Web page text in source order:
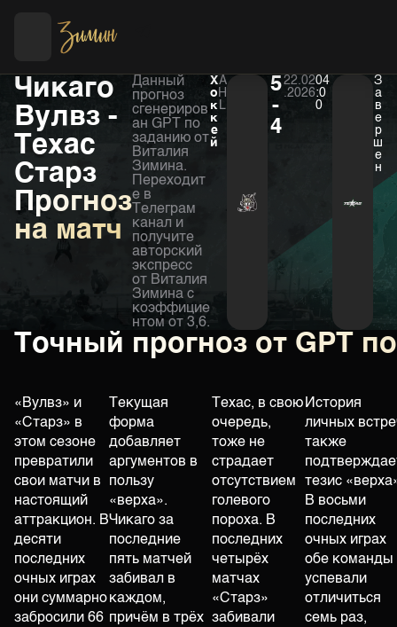
Футбол Хоккей
Чикаго
Вулвз -
Техас
Старз
Прогноз
на матч
Данный
прогноз
сгенериров
ан GPT по
заданию от
Виталия
Зимина.
Переходит
е в
Телеграм
канал и
получите
авторский
экспресс
от Виталия
Зимина с
коэффицие
нтом от 3,6.
Х
о
к
к
е
й
A
H
L
5
-
4
22.02
.2026
04
:0
0
З
а
в
е
р
ш
е
н
Точный прогноз от GPT
«Вулвз» и
«Старз» в
этом сезоне
превратили
свои матчи в
настоящий
аттракцион. В
десяти
последних
очных играх
они суммарно
забросили 66
Текущая
форма
добавляет
аргументов в
пользу
«верха».
Чикаго за
последние
пять матчей
забивал в
каждом,
причём в трёх
Техас, в свою
очередь,
тоже не
страдает
отсутствием
голевого
пороха. В
последних
четырёх
матчах
«Старз»
забивали
История
личных
также
тезис
В восьми
последних
очных играх
обе команды
успевали
отличиться
семь раз,